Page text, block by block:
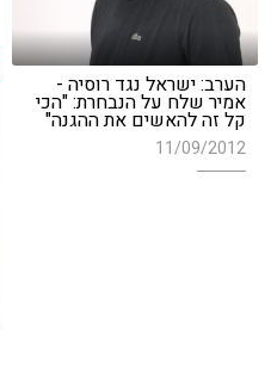
הערב: ישראל נגד רוסיה -
אמיר שלח על הנבחרת: "הכי
קל זה להאשים את ההגנה"
11/09/2012